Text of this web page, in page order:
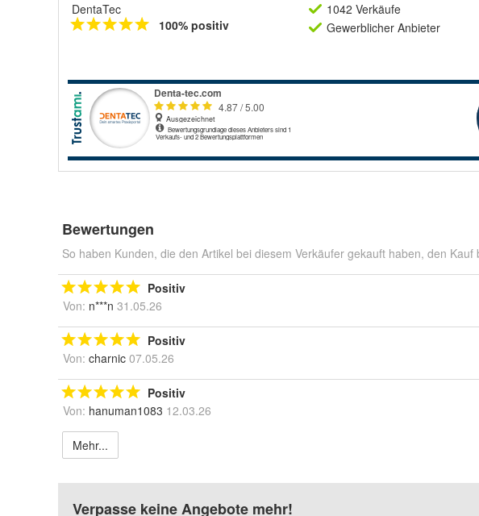
DentaTec
100% positiv
1042 Verkäufe
Gewerblicher Anbieter
Bewertungen
So haben Kunden, die den Artikel bei diesem Verkäufer gekauft haben, den Kauf
Positiv
Von: n***n 31.05.26
Positiv
Von: charnic 07.05.26
Positiv
Von: hanuman1083 12.03.26
Mehr...
Verpasse keine Angebote mehr!